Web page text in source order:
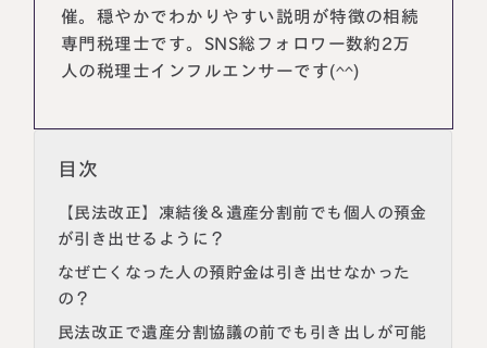
名古屋事務所
知県名古屋市中村区名駅三丁目28
大宮事務所
195番地1
催。穏やかでわかりやすい説明が特徴の相続
専門税理士です。SNS総フォロワー数約2万
人の税理士インフルエンサーです(^^)
目次
【民法改正】凍結後＆遺産分割前でも個人の預金
が引き出せるように？
なぜ亡くなった人の預貯金は引き出せなかった
の？
民法改正で遺産分割協議の前でも引き出しが可能